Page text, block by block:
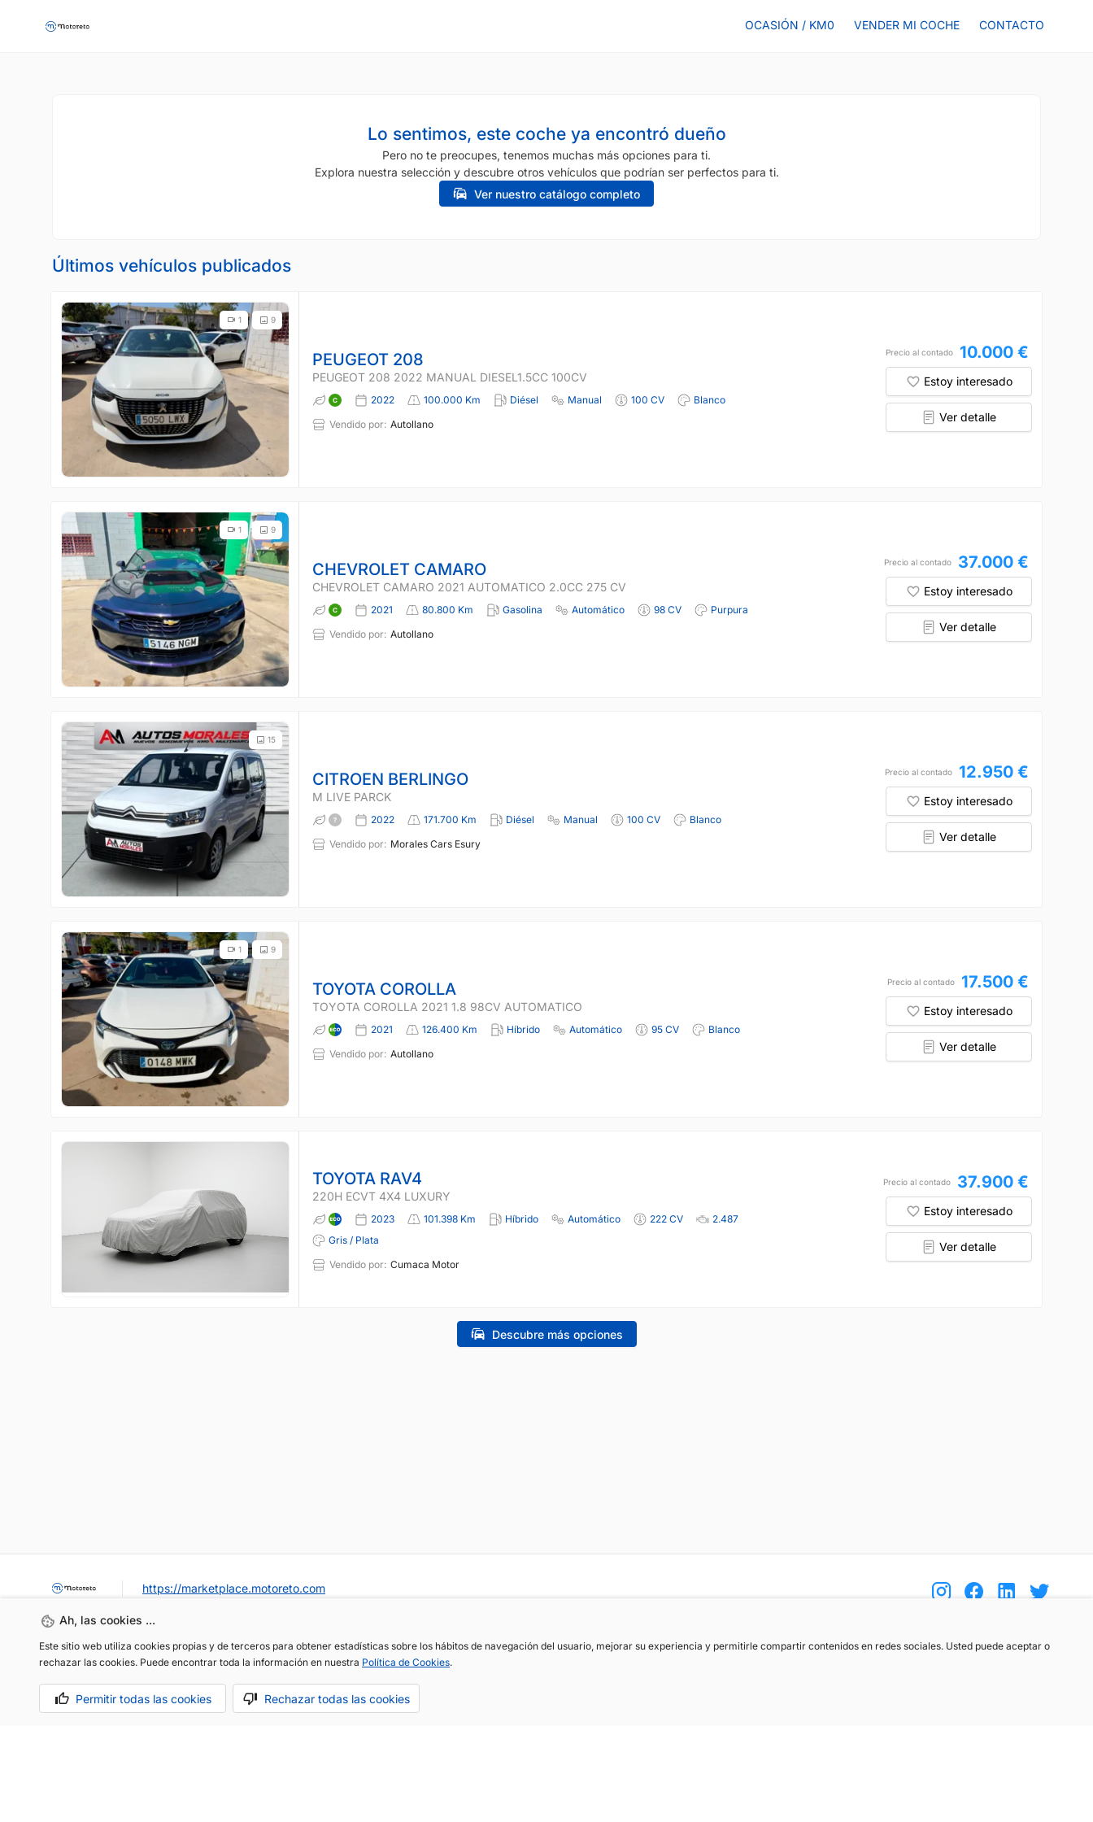
OCASIÓN / KM0 VENDER MI COCHE CONTACTO
Lo sentimos, este coche ya encontró dueño
Pero no te preocupes, tenemos muchas más opciones para ti.
Explora nuestra selección y descubre otros vehículos que podrían ser perfectos para ti.
Ver nuestro catálogo completo
Últimos vehículos publicados
9
1
PEUGEOT 208
PEUGEOT 208 2022 MANUAL DIESEL1.5CC 100CV
2022 100.000 Km Diésel Manual 100 CV
Blanco
Vendido por: Autollano
Precio al contado 10.000 €
Estoy interesado
Ver detalle
9
1
CHEVROLET CAMARO
CHEVROLET CAMARO 2021 AUTOMATICO 2.0CC 275 CV
2021 80.800 Km Gasolina Automático 98 CV
Purpura
Vendido por: Autollano
Precio al contado 37.000 €
Estoy interesado
Ver detalle
15
CITROEN BERLINGO
M LIVE PARCK
2022 171.700 Km Diésel Manual 100 CV
Blanco
Vendido por: Morales Cars Esury
Precio al contado 12.950 €
Estoy interesado
Ver detalle
9
1
TOYOTA COROLLA
TOYOTA COROLLA 2021 1.8 98CV AUTOMATICO
2021 126.400 Km Híbrido Automático 95 CV
Blanco
Vendido por: Autollano
Precio al contado 17.500 €
Estoy interesado
Ver detalle
TOYOTA RAV4
220H ECVT 4X4 LUXURY
2023 101.398 Km Híbrido Automático 222 CV
2.487
Gris / Plata
Vendido por: Cumaca Motor
Precio al contado 37.900 €
Estoy interesado
Ver detalle
Descubre más opciones
Ah, las cookies ...
Este sitio web utiliza cookies propias y de terceros para obtener estadísticas sobre los hábitos de navegación del usuario, mejorar su experiencia y permitirle compartir contenidos en redes sociales. Usted puede aceptar o
rechazar las cookies. Puede encontrar toda la información en nuestra Política de Cookies.
Permitir todas las cookies Rechazar todas las cookies
https://marketplace.motoreto.com